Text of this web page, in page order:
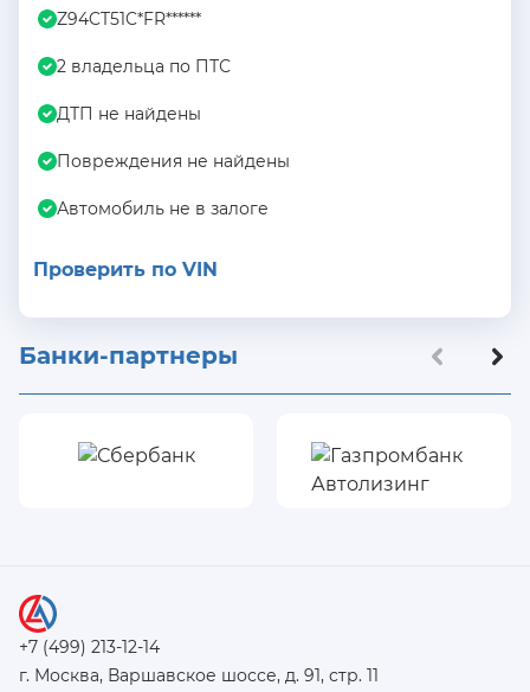
Z94CT51C*FR******
2 владельца по ПТС
ДТП не найдены
Повреждения не найдены
Автомобиль не в залоге
Проверить по VIN
Банки-партнеры
+7 (499) 213-12-14
г. Москва, Варшавское шоссе, д. 91, стр. 11